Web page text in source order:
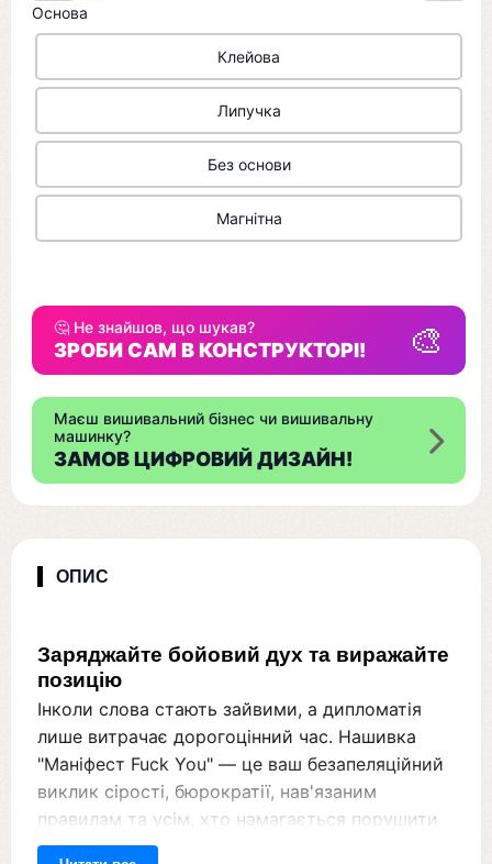
Основа
Клейова
Липучка
Без основи
Магнітна
🤔 Не знайшов, що шукав?
ЗРОБИ САМ В КОНСТРУКТОРІ! 🎨
Маєш вишивальний бізнес чи вишивальну
машинку?
ЗАМОВ ЦИФРОВИЙ ДИЗАЙН!
ОПИС
Заряджайте бойовий дух та виражайте
позицію
Інколи слова стають зайвими, а дипломатія
лише витрачає дорогоцінний час. Нашивка
"Маніфест Fuck You" — це ваш безапеляційний
виклик сірості, бюрократії, нав'язаним
правилам та усім, хто намагається порушити
ваші особисті кордони. Вона миттєво піднімає